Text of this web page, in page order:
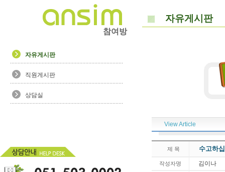
참여방
자유게시판
직원게시판
상담실
자유게시판
View Article
제 목 수고하
작성자명 김이나